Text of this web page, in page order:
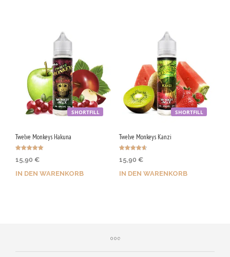
SHORTFILL
Twelve Monkeys Hakuna
5.00
15,90 €
IN DEN WARENKORB
SHORTFILL
Twelve Monkeys Kanzi
mit
von 5
15,90 €
IN DEN WARENKORB